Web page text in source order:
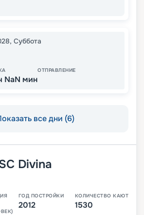
, Суббота
NaN мин
ОТПРАВЛЕНИЕ
все дни (6)
Divina
ГОД ПОСТРОЙКИ
2012
КОЛИЧЕСТВО КАЮТ
1530